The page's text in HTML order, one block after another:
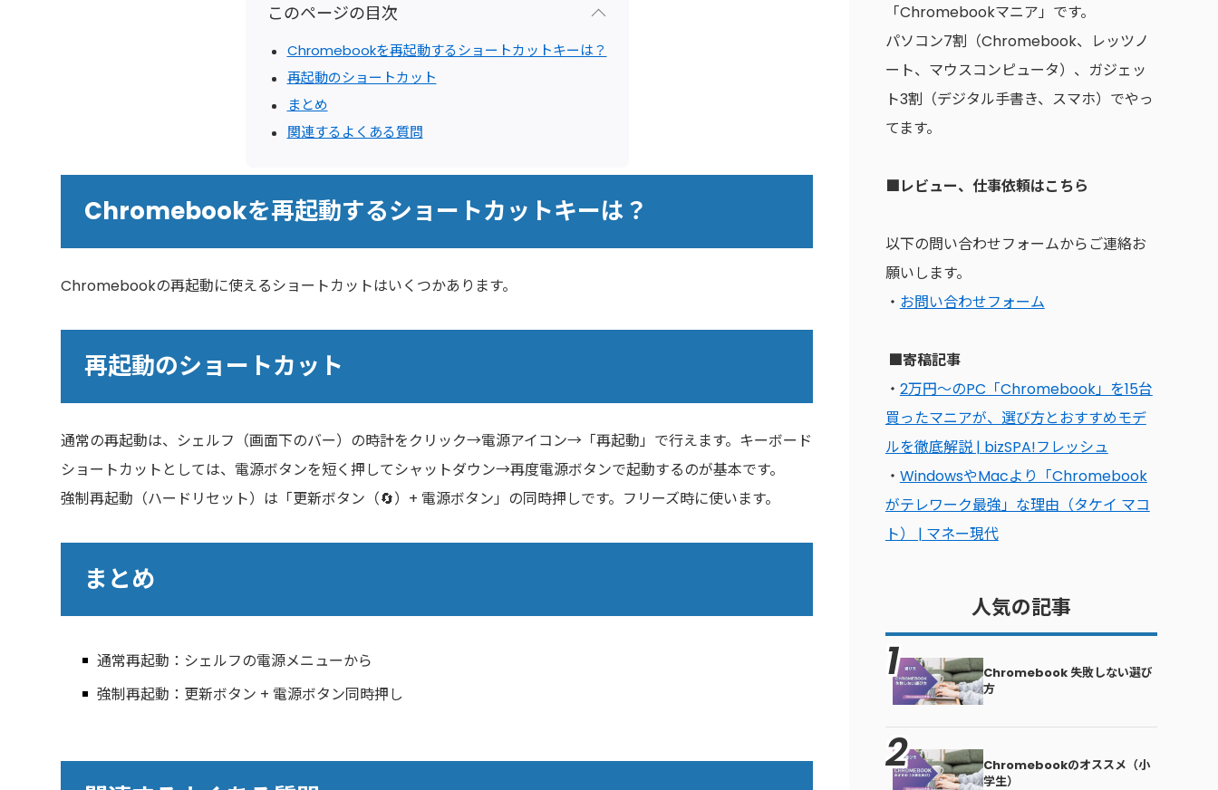
このページの目次
Chromebookを再起動するショートカットキーは？
再起動のショートカット
まとめ
関連するよくある質問
Chromebookを再起動するショートカットキーは？
Chromebookの再起動に使えるショートカットはいくつかあります。
再起動のショートカット
通常の再起動は、シェルフ（画面下のバー）の時計をクリック→電源アイコン→「再起動」で行えます。キーボード
ショートカットとしては、電源ボタンを短く押してシャットダウン→再度電源ボタンで起動するのが基本です。
強制再起動（ハードリセット）は「更新ボタン（🔄）+ 電源ボタン」の同時押しです。フリーズ時に使います。
まとめ
通常再起動：シェルフの電源メニューから
強制再起動：更新ボタン + 電源ボタン同時押し
「Chromebookマニア」です。
パソコン7割（Chromebook、レッツノ
ート、マウスコンピュータ）、ガジェッ
ト3割（デジタル手書き、スマホ）でやっ
てます。
■レビュー、仕事依頼はこちら
以下の問い合わせフォームからご連絡お
願いします。
・ お問い合わせフォーム
■寄稿記事
・ 2万円〜のPC「Chromebook」を15台
買ったマニアが、選び方とおすすめモデ
ルを徹底解説 | bizSPA!フレッシュ
・ WindowsやMacより「Chromebook
がテレワーク最強」な理由（タケイ マコ
ト） | マネー現代
人気の記事
Chromebook 失敗しない選び
方
Chromebookのオススメ（小
学生）